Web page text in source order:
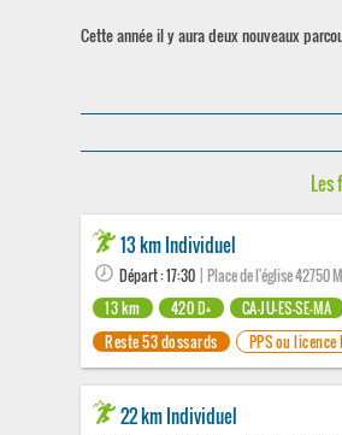
Cette année il y aura deux nouveaux
13 km Individuel
Départ : 17:30 | Place de l'église 42750
13 km
420 D+
CA-JU-ES-SE-MA
Reste 53 dossards
PPS ou licence
22 km Individuel